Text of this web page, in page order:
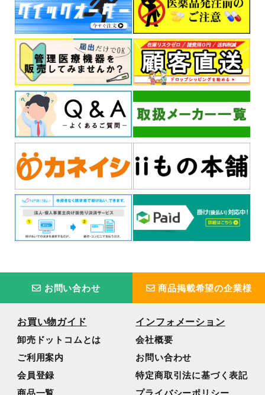
お問い合わせ 商品掲載希望の企業様
お買い物ガイド
卸売ドットコムとは
ご利用案内
会員登録
インフォメーション
会社概要
お問い合わせ
特定商取引法に基づく表記